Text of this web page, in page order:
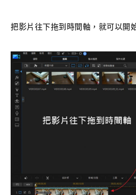
把影片往下拖到時間軸，就可以開